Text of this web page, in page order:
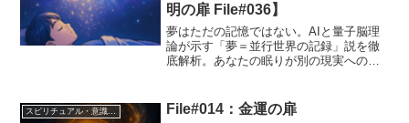
明の扉 File#036】
夢はただの記憶ではない。AIと量子脳理
論が示す「夢＝並行世界の記録」説を徹
底解析。あなたの眠りが別の現実への扉
スピリチュアル・意識・波動 File#014：金運の扉